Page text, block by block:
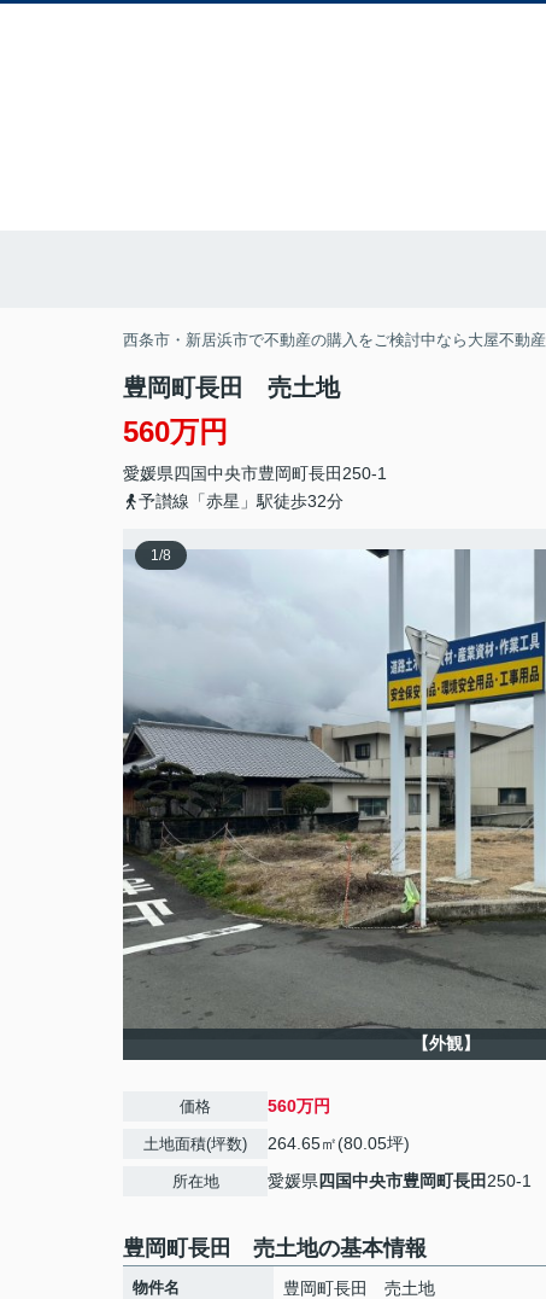
西条市・新居浜市で不動産の購入をご検討中なら大屋不動産
豊岡町長田 売土地
560万円
愛媛県四国中央市豊岡町長田 250-1
予讃線「赤星」駅徒歩32分
1/8
【外観】
価格 560万円
土地面積(坪数) 264.65㎡(80.05坪)
所在地 愛媛県 四国中央市豊岡町長田 250-1
豊岡町長田 売土地の基本情報
物件名 豊岡町長田 売土地